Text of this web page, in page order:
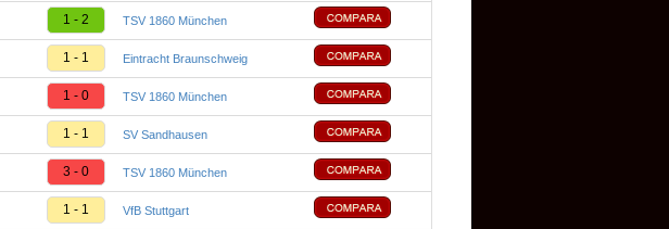
1 - 2 TSV 1860 München
1 - 1 Eintracht Braunschweig
1 - 0 TSV 1860 München
1 - 1 SV Sandhausen
3 - 0 TSV 1860 München
1 - 1 VfB Stuttgart